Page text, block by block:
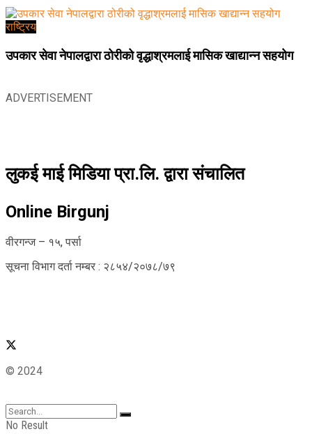
राष्ट्रिय
उपकार सेवा नेपालद्वारा ठोरीको वृद्धाश्रमलाई मासिक खाद्यान्न सहयोग
ADVERTISEMENT
लुकई माई मिडिया प्रा.लि. द्वारा संचालित
Online Birgunj
वीरगन्ज – १५, पर्सा
सूचना विभाग दर्ता नम्बर : २८५४/२०७८/७९
© 2024
No Result